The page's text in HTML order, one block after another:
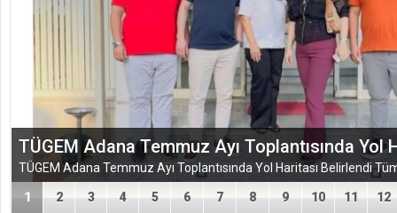
TÜGEM Adana Temmuz Ayı Toplantısında Yol
1 2 3 4 5 6 7 8 9 10 11 12